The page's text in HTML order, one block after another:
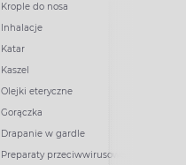
Krople do nosa
Inhalacje
Katar
Kaszel
Olejki eteryczne
Gorączka
Drapanie w gardle
Preparaty przeciwwirusowe